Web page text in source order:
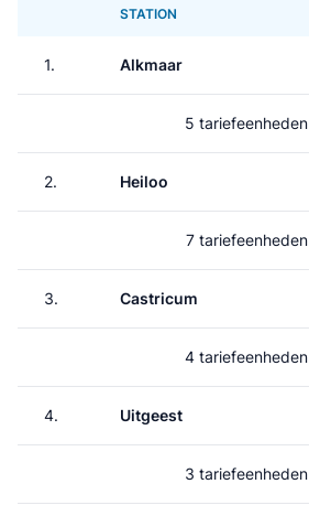
STATION
1. Alkmaar
5 tariefeenheden
2. Heiloo
7 tariefeenheden
3. Castricum
4 tariefeenheden
4. Uitgeest
3 tariefeenheden